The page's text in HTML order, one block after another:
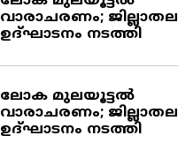
വാരാചരണം; ജില്ലാതല
ഉദ്ഘാടനം നടത്തി
ലോക മുലയൂട്ടല്‍
വാരാചരണം; ജില്ലാതല
ഉദ്ഘാടനം നടത്തി